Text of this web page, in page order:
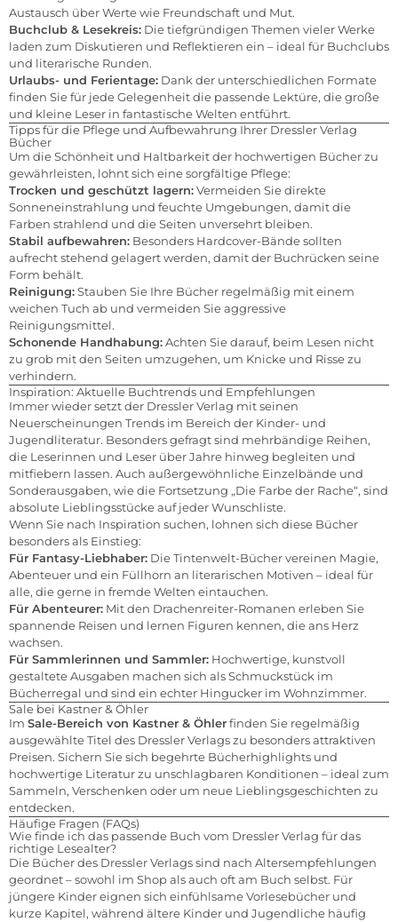
Austausch über Werte wie Freundschaft und Mut.
Buchclub & Lesekreis: Die tiefgründigen Themen vieler Werke
laden zum Diskutieren und Reflektieren ein – ideal für Buchclubs
und literarische Runden.
Urlaubs- und Ferientage: Dank der unterschiedlichen Formate
finden Sie für jede Gelegenheit die passende Lektüre, die große
und kleine Leser in fantastische Welten entführt.
Tipps für die Pflege und Aufbewahrung Ihrer Dressler Verlag
Bücher
Um die Schönheit und Haltbarkeit der hochwertigen Bücher zu
gewährleisten, lohnt sich eine sorgfältige Pflege:
Trocken und geschützt lagern:Vermeiden Sie direkte
Sonneneinstrahlung und feuchte Umgebungen, damit die
Farben strahlend und die Seiten unversehrt bleiben.
Stabil aufbewahren: Besonders Hardcover-Bände sollten
aufrecht stehend gelagert werden, damit der Buchrücken seine
Form behält.
Reinigung:Stauben Sie Ihre Bücher regelmäßig mit einem
weichen Tuch ab und vermeiden Sie aggressive
Reinigungsmittel.
Schonende Handhabung:Achten Sie darauf, beim Lesen nicht
zu grob mit den Seiten umzugehen, um Knicke und Risse zu
verhindern.
Inspiration: Aktuelle Buchtrends und Empfehlungen
Immer wieder setzt der Dressler Verlag mit seinen
Neuerscheinungen Trends im Bereich der Kinder- und
Jugendliteratur. Besonders gefragt sind mehrbändige Reihen,
die Leserinnen und Leser über Jahre hinweg begleiten und
mitfiebern lassen. Auch außergewöhnliche Einzelbände und
Sonderausgaben, wie die Fortsetzung „Die Farbe der Rache“, sind
absolute Lieblingsstücke auf jeder Wunschliste.
Wenn Sie nach Inspiration suchen, lohnen sich diese Bücher
besonders als Einstieg:
Für Fantasy-Liebhaber: Die Tintenwelt-Bücher vereinen Magie,
Abenteuer und ein Füllhorn an literarischen Motiven – ideal für
alle, die gerne in fremde Welten eintauchen.
Für Abenteurer: Mit den Drachenreiter-Romanen erleben Sie
spannende Reisen und lernen Figuren kennen, die ans Herz
wachsen.
Für Sammlerinnen und Sammler: Hochwertige, kunstvoll
gestaltete Ausgaben machen sich als Schmuckstück im
Bücherregal und sind ein echter Hingucker im Wohnzimmer.
Sale bei Kastner & Öhler
Im Sale-Bereich von Kastner & Öhlerfinden Sie regelmäßig
ausgewählte Titel des Dressler Verlags zu besonders attraktiven
Preisen. Sichern Sie sich begehrte Bücherhighlights und
hochwertige Literatur zu unschlagbaren Konditionen – ideal zum
Sammeln, Verschenken oder um neue Lieblingsgeschichten zu
entdecken.
Häufige Fragen (FAQs)
Wie finde ich das passende Buch vom Dressler Verlag für das
richtige Lesealter?
Die Bücher des Dressler Verlags sind nach Altersempfehlungen
geordnet – sowohl im Shop als auch oft am Buch selbst. Für
jüngere Kinder eignen sich einfühlsame Vorlesebücher und
kurze Kapitel, während ältere Kinder und Jugendliche häufig